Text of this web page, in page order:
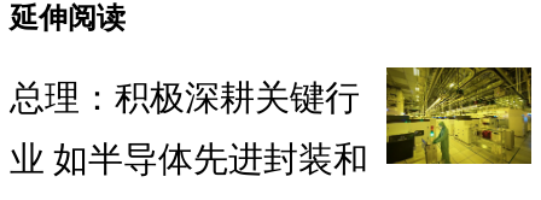
延伸阅读
总理：积极深耕关键行
业 如半导体先进封装和